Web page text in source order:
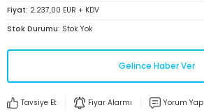
Fiyat 2.237,00 EUR + KDV
Stok Durumu Stok Yok
Gelince Haber Ver
Tavsiye Et Fiyar Alarmı Yorum Yap